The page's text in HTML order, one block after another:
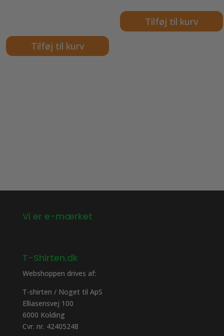
Tilføj til kurv
Tilføj til kurv
Vi er e-mærket
T-Shirten.dk
Webshoppen drives af:
T-shirten / Noget til ApS
Elliasensvej 100
6000 Kolding
Cvr. nr. 42405248